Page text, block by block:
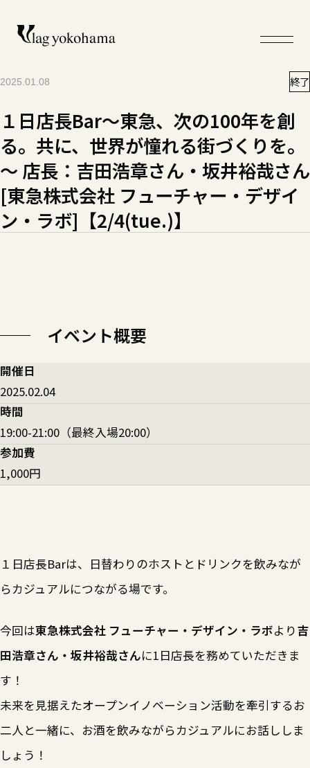
１日店長Bar～東急、次の100年を創
る。共に、世界が憧れる街づくりを。
～ 店長：吉田浩章さん・坂井裕哉さん
[東急株式会社 フューチャー・デザイ
ン・ラボ]【2/4(tue.)】
終了
2025.01.08
イベント概要
開催日
2025.02.04
時間
19:00-21:00（最終入場20:00）
参加費
1,000円
１日店長Barは、日替わりのホストとドリンクを飲みなが
らカジュアルにつながる場です。
今回は東急株式会社 フューチャー・デザイン・ラボより吉
田浩章さん・坂井裕哉さんに1日店長を務めていただきま
す！
未来を見据えたオープンイノベーション活動を牽引するお
二人と一緒に、お酒を飲みながらカジュアルにお話ししま
しょう！